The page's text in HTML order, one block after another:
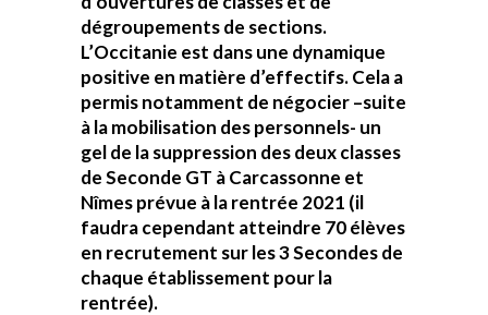
dégroupements de sections.
L’Occitanie est dans une dynamique
positive en matière d’effectifs. Cela a
permis notamment de négocier –suite
à la mobilisation des personnels- un
gel de la suppression des deux classes
de Seconde GT à Carcassonne et
Nîmes prévue à la rentrée 2021 (il
faudra cependant atteindre 70 élèves
en recrutement sur les 3 Secondes de
chaque établissement pour la
rentrée).